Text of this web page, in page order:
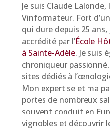
Je suis Claude
Vinformateur. Fort
qui dure depuis 25
accrédité par l’École
à Sainte-Adèle. Je suis
chroniqueur
sites dédiés à
Mon expertise et ma
portes de nombreux
souvent conduit en
vignobles et découvrir